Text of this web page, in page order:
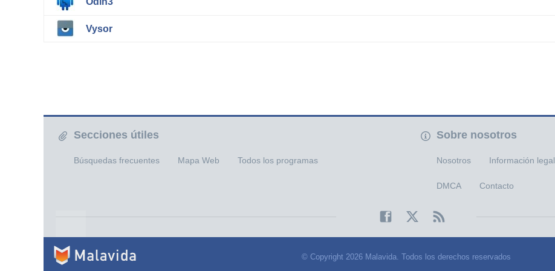
Vysor
Secciones útiles
Búsquedas frecuentes Mapa Web Todos los programas
Sobre nosotros
Nosotros Información legal
DMCA Contacto
© Copyright 2026 Malavida. Todos los derechos reservados